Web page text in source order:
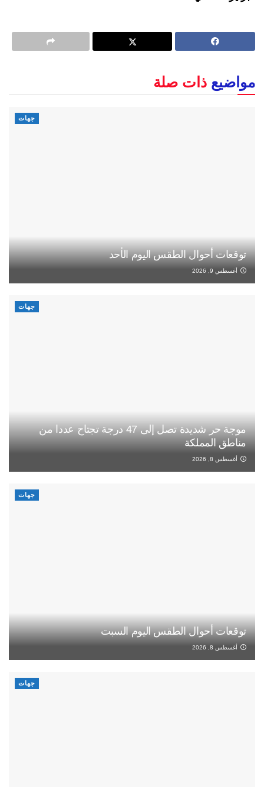
مواضيع ذات صلة
جهات
توقعات أحوال الطقس اليوم الأحد
أغسطس 9, 2026
جهات
موجة حر شديدة تصل إلى 47 درجة تجتاح عددا من
مناطق المملكة
أغسطس 8, 2026
جهات
توقعات أحوال الطقس اليوم السبت
أغسطس 8, 2026
جهات